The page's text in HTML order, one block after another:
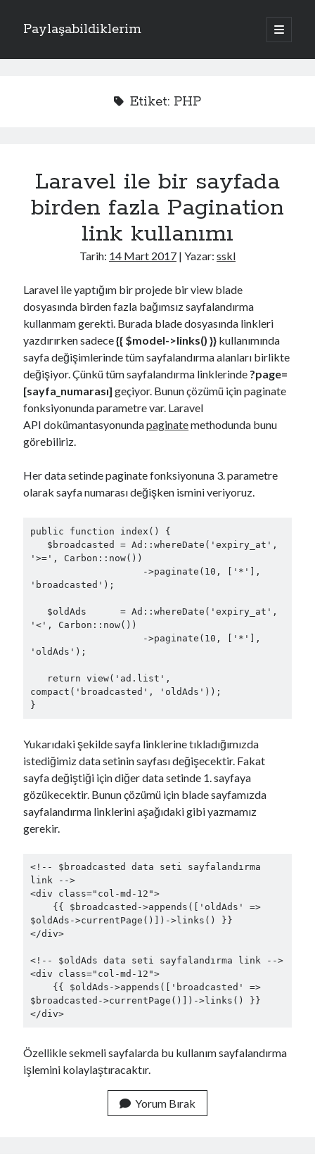
Paylaşabildiklerim
a
n
m
Y
n
ü
PHP(3)
Kriptoloji(7)
Oracle Solaris(1)
Etiket: PHP
Laravel ile bir sayfada
birden fazla Pagination
link kullanımı
Tarih: 14 Mart 2017 | Yazar: sskl
Laravel ile yaptığım bir projede bir view blade
dosyasında birden fazla bağımsız sayfalandırma
kullanmam gerekti. Burada blade dosyasında linkleri
yazdırırken sadece{{ $model->links() }} kullanımında
sayfa değişimlerinde tüm sayfalandırma alanları birlikte
değişiyor. Çünkü tüm sayfalandırma linklerinde ?page=
[sayfa_numarası] geçiyor. Bunun çözümü için paginate
fonksiyonunda parametre var. Laravel
API dokümantasyonundapaginatemethodunda bunu
görebiliriz.
Her data setinde paginate fonksiyonuna 3. parametre
olarak sayfa numarası değişken ismini veriyoruz.
public function index() {
'>=', Carbon::now())
'broadcasted');
'<', Carbon::now())
'oldAds');
compact('broadcasted', 'oldAds'));
Yukarıdaki şekilde sayfa linklerine tıkladığımızda
istediğimiz data setinin sayfası değişecektir. Fakat
sayfa değiştiği için diğer data setinde 1. sayfaya
gözükecektir. Bunun çözümü için blade sayfamızda
sayfalandırma linklerini aşağıdaki gibi yazmamız
gerekir.
<!-- $broadcasted data seti sayfalandırma
link -->
<div class="col-md-12">
$oldAds->currentPage()])->links() }}
</div>
<!-- $oldAds data seti sayfalandırma link -->
<div class="col-md-12">
$broadcasted->currentPage()])->links() }}
</div>
Özellikle sekmeli sayfalarda bu kullanım sayfalandırma
işlemini kolaylaştıracaktır.
Yorum Bırak